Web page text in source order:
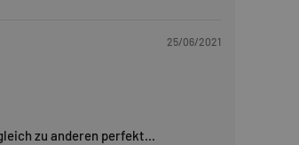
25/06/2021
zu anderen perfekt...